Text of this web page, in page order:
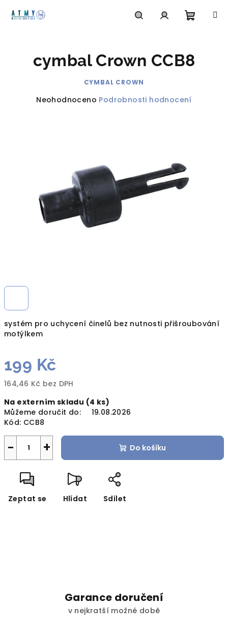
košík
systém pro uchycení činelů bez nutnosti přišroubování
motýlkem
199 Kč
164,46 Kč bez DPH
cena:
Na externím skladu (4 ks)
Můžeme doručit do:
19.08.2026
Kód: CCB8
+
− Do košíku
Zeptat se Hlídat Sdílet
cymbal Crown CCB8
CYMBAL CROWN
Průměrné
hvězdiček.
Neohodnoceno Podrobnosti hodnocení
Garance doručení
v nejkratší možné době